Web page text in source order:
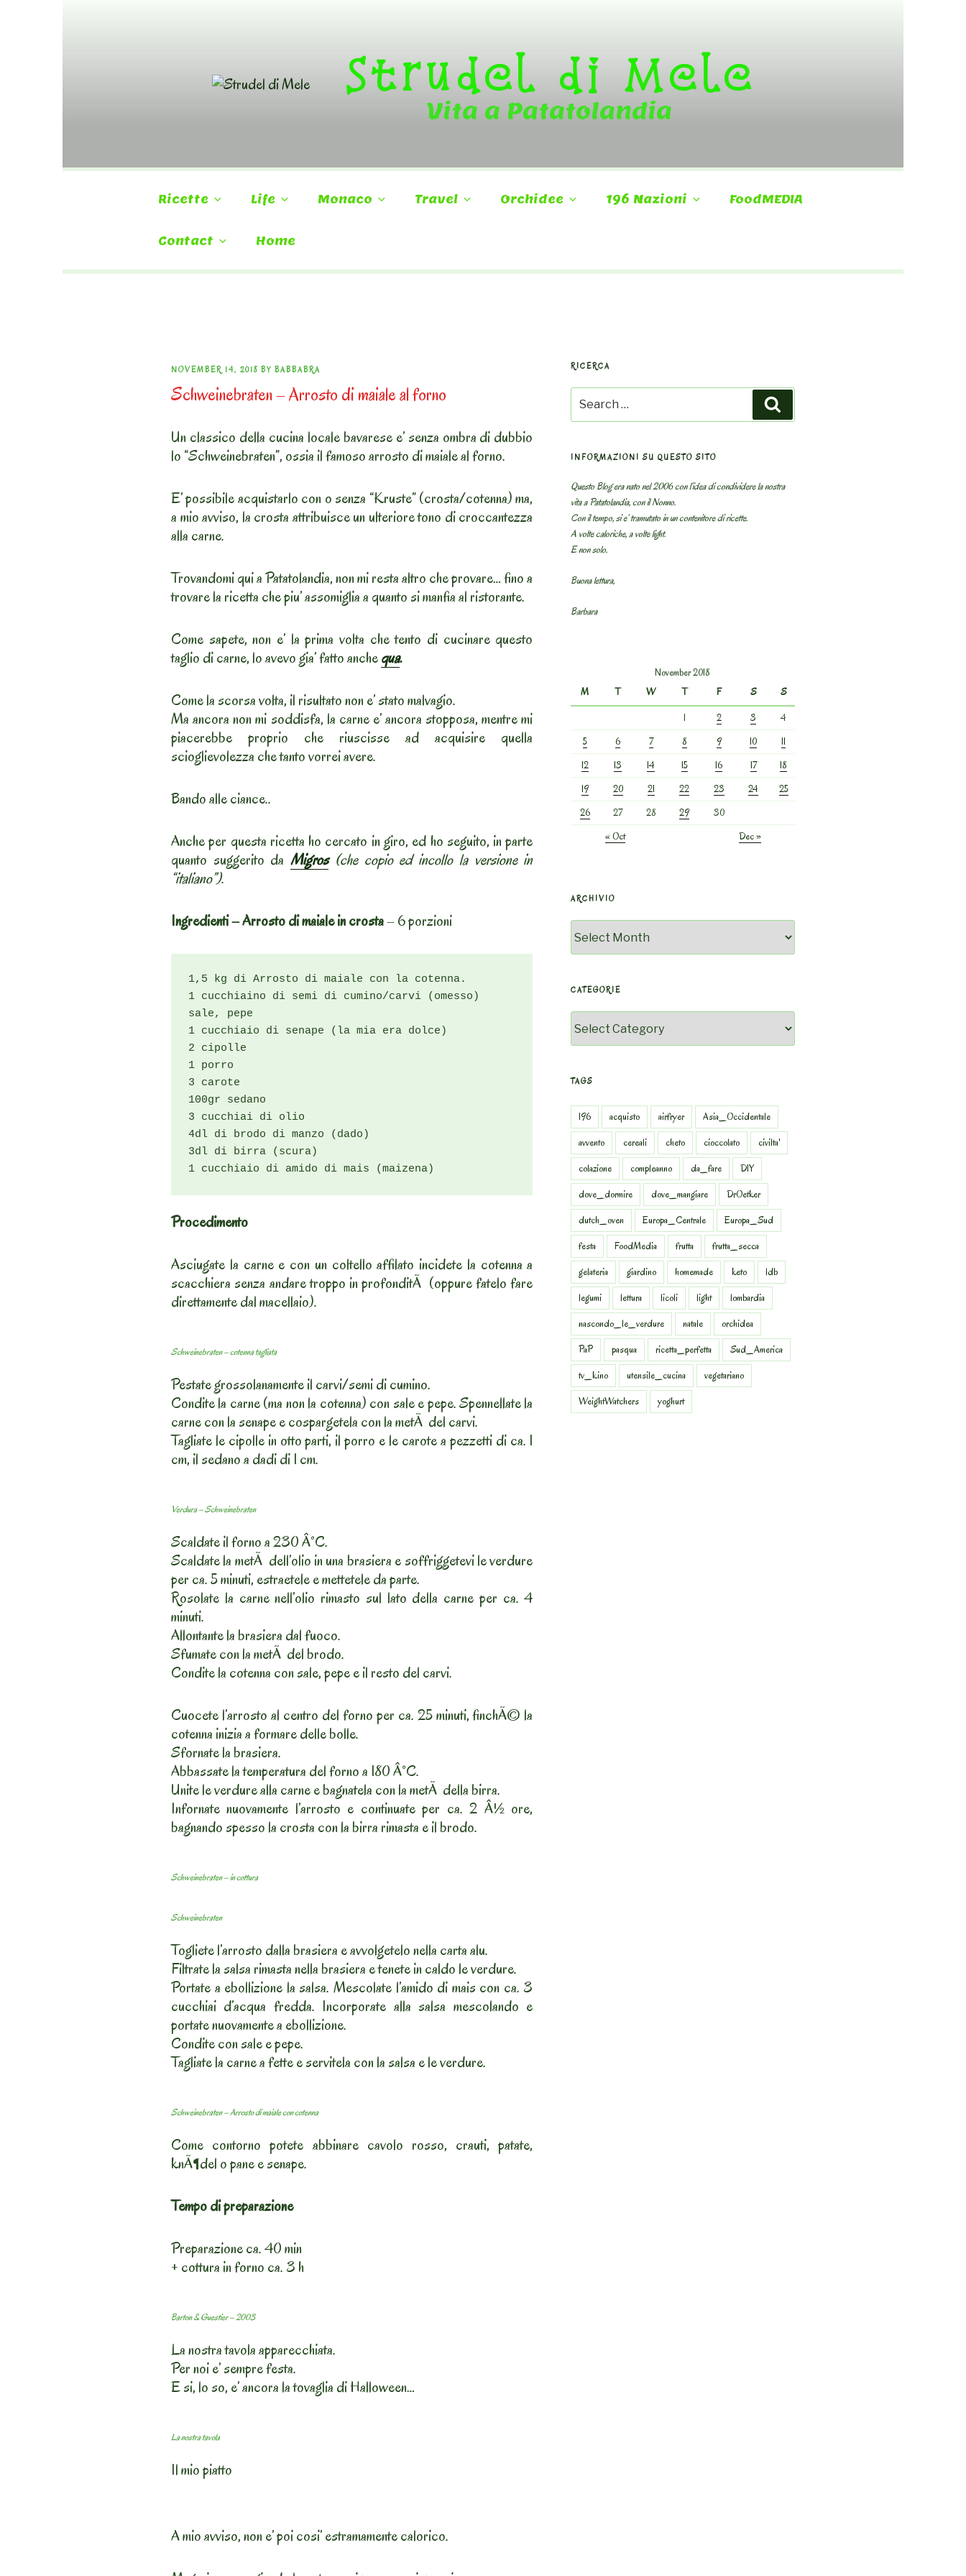
Strudel di Mele
Vita a Patatolandia
Ricette Life Monaco Travel Orchidee 196 Nazioni FoodMEDIA
Contact Home
POSTED
ON
NOVEMBER 14, 2018 BY BABBABRA
Schweinebraten – Arrosto di maiale al forno
Un classico della cucina locale bavarese e’ senza ombra di dubbio
lo “Schweinebraten”, ossia il famoso arrosto di maiale al forno.
E’ possibile acquistarlo con o senza “Kruste” (crosta/cotenna) ma,
a mio avviso, la crosta attribuisce un ulteriore tono di croccantezza
alla carne.
Trovandomi qui a Patatolandia, non mi resta altro che provare… fino a
trovare la ricetta che piu’ assomiglia a quanto si manfia al ristorante.
Come sapete, non e’ la prima volta che tento di cucinare questo
taglio di carne, lo avevo gia’ fatto anchequa.
Come la scorsa volta, il risultato non e’ stato malvagio.
Ma ancora non mi soddisfa, la carne e’ ancora stopposa, mentre mi
piacerebbe proprio che riuscisse ad acquisire quella
scioglievolezza che tanto vorrei avere.
Bando alle ciance..
Anche per questa ricetta ho cercato in giro, ed ho seguito, in parte
quanto suggerito daMigros(che copio ed incollo la versione in
“italiano”).
Ingredienti – Arrosto di maiale in crosta– 6 porzioni
1,5 kg di Arrosto di maiale con la cotenna.
1 cucchiaino di semi di cumino/carvi (omesso)
sale, pepe
1 cucchiaio di senape (la mia era dolce)
2 cipolle
1 porro
3 carote
100gr sedano
3 cucchiai di olio
4dl di brodo di manzo (dado)
3dl di birra (scura)
1 cucchiaio di amido di mais (maizena)
Procedimento
Asciugate la carne e con un coltello affilato incidete la cotenna a
scacchiera senza andare troppo in profonditÃ (oppure fatelo fare
direttamente dal macellaio).
Schweinebraten – cotenna tagliata
Pestate grossolanamente il carvi/semi di cumino.
Condite la carne (ma non la cotenna) con sale e pepe. Spennellate la
carne con la senape e cospargetela con la metÃ del carvi.
Tagliate le cipolle in otto parti, il porro e le carote a pezzetti di ca. 1
cm, il sedano a dadi di 1 cm.
Verdura – Schweinebraten
Scaldate il forno a 230 Â°C.
Scaldate la metÃ dell’olio in una brasiera e soffriggetevi le verdure
per ca. 5 minuti, estraetele e mettetele da parte.
Rosolate la carne nell’olio rimasto sul lato della carne per ca. 4
minuti.
Allontante la brasiera dal fuoco.
Sfumate con la metÃ del brodo.
Condite la cotenna con sale, pepe e il resto del carvi.
Cuocete l’arrosto al centro del forno per ca. 25 minuti, finchÃ© la
cotenna inizia a formare delle bolle.
Sfornate la brasiera.
Abbassate la temperatura del forno a 180 Â°C.
Unite le verdure alla carne e bagnatela con la metÃ della birra.
Infornate nuovamente l’arrosto e continuate per ca. 2 Â½ ore,
bagnando spesso la crosta con la birra rimasta e il brodo.
Schweinebraten – in cottura
Schweinebraten
Togliete l’arrosto dalla brasiera e avvolgetelo nella carta alu.
Filtrate la salsa rimasta nella brasiera e tenete in caldo le verdure.
Portate a ebollizione la salsa. Mescolate l’amido di mais con ca. 3
cucchiai d’acqua fredda. Incorporate alla salsa mescolando e
portate nuovamente a ebollizione.
Condite con sale e pepe.
Tagliate la carne a fette e servitela con la salsa e le verdure.
Schweinebraten – Arrosto di maiale con cotenna
Come contorno potete abbinare cavolo rosso, crauti, patate,
knÃ¶del o pane e senape.
Tempo di preparazione
Preparazione ca. 40 min
+ cottura in forno ca. 3 h
Barton & Guestier – 2003
La nostra tavola apparecchiata.
Per noi e’ sempre festa.
E si, lo so, e’ ancora la tovaglia di Halloween…
La nostra tavola
Il mio piatto
A mio avviso, non e’ poi cosi’ estramamente calorico.
RICERCA
for:
INFORMAZIONI SU QUESTO SITO
Questo Blog era nato nel 2006 con l’idea di condividere la nostra
vita a Patatolandia, con il Nonno.
Con il tempo, si e’ tramutato in un contenitore di ricette.
A volte caloriche, a volte light.
E non solo.
Buona lettura,
Barbara
November 2018
M
T W T F S
S
1
2 3
4
5
6 7 8 9 10
11
12
13 14 15 16 17
18
19
20 21 22 23 24
25
26
27 28 29
30
« Oct
Dec »
ARCHIVIO
CATEGORIE
TAGS
196 acquisto airfryer
Asia_Occidentale
avvento
cereali cheto cioccolato
civilta'
colazione
compleanno da_fare
DIY
dove_dormire
dove_mangiare
DrOetker
dutch_oven
Europa_Centrale
Europa_Sud
festa
FoodMedia frutta
frutta_secca
gelateria
giardino homemade keto
ldb
legumi
lettura licoli light
lombardia
nascondo_le_verdure
natale
orchidea
PaP
pasqua ricetta_perfetta
Sud_America
tv_kino
utensile_cucina
vegetariano
WeightWatchers
yoghurt